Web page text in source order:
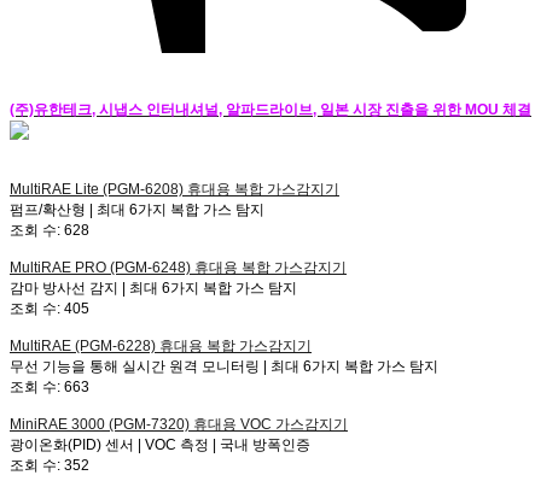
(주)유한테크, 시냅스 인터내셔널, 알파드라이브, 일본 시장 진출을 위한 MOU 체결
MultiRAE Lite (PGM-6208) 휴대용 복합 가스감지기
펌프/확산형 | 최대 6가지 복합 가스 탐지
조회 수: 628
MultiRAE PRO (PGM-6248) 휴대용 복합 가스감지기
감마 방사선 감지 | 최대 6가지 복합 가스 탐지
조회 수: 405
MultiRAE (PGM-6228) 휴대용 복합 가스감지기
무선 기능을 통해 실시간 원격 모니터링 | 최대 6가지 복합 가스 탐지
조회 수: 663
MiniRAE 3000 (PGM-7320) 휴대용 VOC 가스감지기
광이온화(PID) 센서 | VOC 측정 | 국내 방폭인증
조회 수: 352